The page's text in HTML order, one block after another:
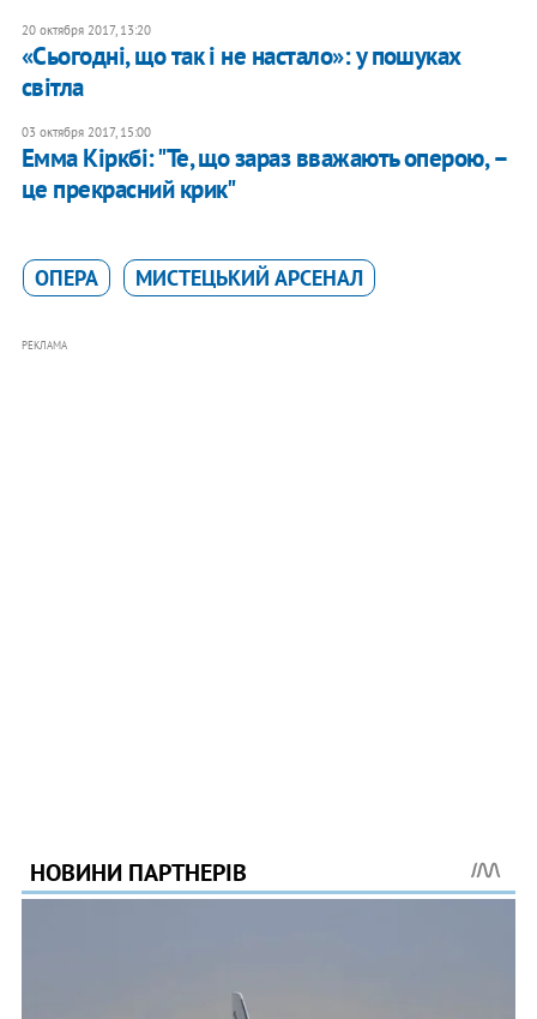
20 октября 2017, 13:20
«Сьогодні, що так і не настало»: у пошуках
світла
03 октября 2017, 15:00
Емма Кіркбі: "Те, що зараз вважають оперою, –
це прекрасний крик"
ОПЕРА МИСТЕЦЬКИЙ АРСЕНАЛ
РЕКЛАМА